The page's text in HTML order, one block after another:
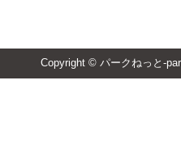
Copyright © パークねっと-